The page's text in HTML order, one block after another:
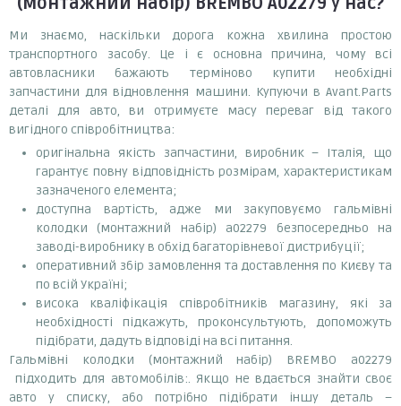
Ми знаємо, наскільки дорога кожна хвилина простою
транспортного засобу. Це і є основна причина, чому всі
автовласники бажають терміново купити необхідні
запчастини для відновлення машини. Купуючи в Avant.Parts
деталі для авто, ви отримуєте масу переваг від такого
вигідного співробітництва:
оригінальна якість запчастини, виробник – Італія, що
гарантує повну відповідність розмірам, характеристикам
зазначеного елемента;
доступна вартість, адже ми закуповуємо гальмівні
колодки (монтажний набір) a02279 безпосередньо на
заводі-виробнику в обхід багаторівневої дистрибуції;
оперативний збір замовлення та доставлення по Києву та
по всій Україні;
висока кваліфікація співробітників магазину, які за
необхідності підкажуть, проконсультують, допоможуть
підібрати, дадуть відповіді на всі питання.
Гальмівні колодки (монтажний набір) BREMBO a02279
підходить для автомобілів:. Якщо не вдається знайти своє
авто у списку, або потрібно підібрати іншу деталь –